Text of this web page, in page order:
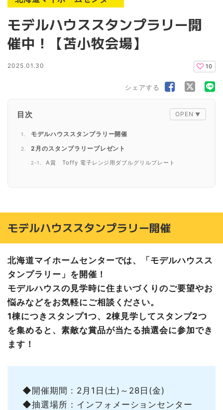
モデルハウススタンプラリー開
催中！【苫小牧会場】
2025.01.30 10
シェアする
目次
モデルハウススタンプラリー開催
2月のスタンプラリープレゼント
A賞 Toffy 電子レンジ用ダブルグリルプレート
園児たちが描いた力作！「ぼく・わたしの夢のおうち」
【終了しました】2月8日～11日はキッズデー！
キッズデー来場プレゼント
カワイイたのしいカプセルトイ抽選会
苫小牧会場の情報
モデルハウススタンプラリー開催
北海道マイホームセンターでは、「モデルハウスス
タンプラリー」を開催！
モデルハウスの見学時に住まいづくりのご要望やお
悩みなどをお気軽にご相談ください。
1棟につきスタンプ1つ、2棟見学してスタンプ2つ
を集めると、素敵な賞品が当たる抽選会に参加でき
ます！
◆開催期間 : 2月1日(土)～28日(金)
◆抽選場所：インフォメーションセンター